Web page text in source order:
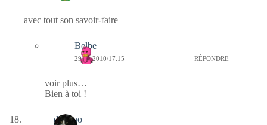
avec tout son savoir-faire
Belbe
29/01/2010/17:15 RÉPONDRE
voir plus…
Bien à toi !
domino